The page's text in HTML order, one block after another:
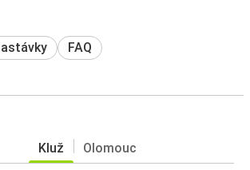
FAQ
Kluž Olomouc